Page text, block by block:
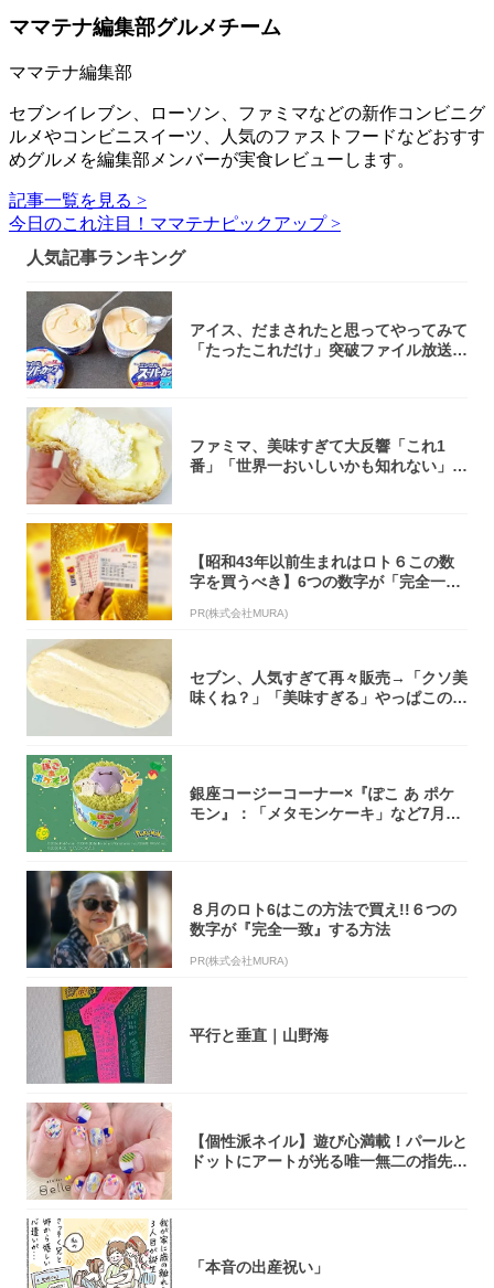
ママテナ編集部グルメチーム
ママテナ編集部
セブンイレブン、ローソン、ファミマなどの新作コンビニグ
ルメやコンビニスイーツ、人気のファストフードなどおすす
めグルメを編集部メンバーが実食レビューします。
記事一覧を見る >
今日のこれ注目！ママテナピックアップ >
人気記事ランキング
アイス、だまされたと思ってやってみて
「たったこれだけ」突破ファイル放送で
ファミマ、美味すぎて大反響「これ1
番」「世界一おいしいかも知れない」
【昭和43年以前生まれはロト６この数
字を買うべき】6つの数字が「完全一
PR(株式会社MURA)
セブン、人気すぎて再々販売→「クソ美
味くね？」「美味すぎる」やっぱこのク
銀座コージーコーナー×『ぽこ あ ポケ
モン』：「メタモンケーキ」など7月31
８月のロト6はこの方法で買え!!６つの
数字が『完全一致』する方法
PR(株式会社MURA)
平行と垂直｜山野海
【個性派ネイル】遊び心満載！パールと
ドットにアートが光る唯一無二の指先が
「本音の出産祝い」